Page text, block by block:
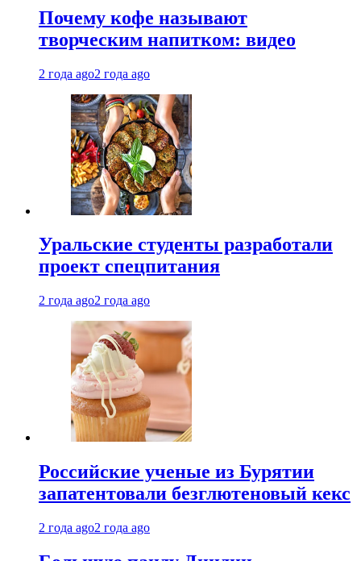
Почему кофе называют
творческим напитком: видео
2 года ago2 года ago
Уральские студенты разработали
проект спецпитания
2 года ago2 года ago
Российские ученые из Бурятии
запатентовали безглютеновый кекс
2 года ago2 года ago